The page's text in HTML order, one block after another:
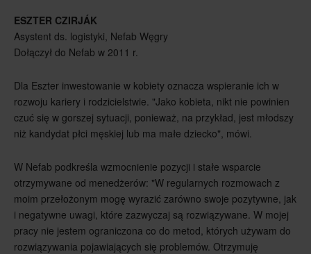
ESZTER CZIRJÁK
Asystent ds. logistyki, Nefab Węgry
Dołączył do Nefab w 2011 r.
Dla Eszter inwestowanie w kobiety oznacza wspieranie ich w
rozwoju kariery i rodzicielstwie. "Jako kobieta, nikt nie powinien
czuć się w gorszej sytuacji, ponieważ, na przykład, jest młodszy
niż kandydat płci męskiej lub ma małe dziecko", mówi.
W Nefab podkreśla wzmocnienie pozycji i stałe wsparcie
otrzymywane od menedżerów: "W regularnych rozmowach z
moim przełożonym mogę wyrazić zarówno swoje pozytywne, jak
i negatywne uwagi, które zazwyczaj są rozwiązywane. W mojej
pracy nie jestem ograniczona co do metod, których używam do
rozwiązywania pojawiających się problemów. Otrzymuję